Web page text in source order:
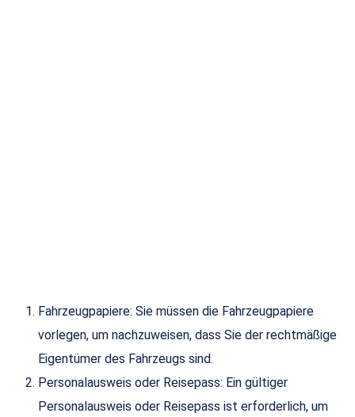
Fahrzeugpapiere: Sie müssen die Fahrzeugpapiere
vorlegen, um nachzuweisen, dass Sie der rechtmäßige
Eigentümer des Fahrzeugs sind.
Personalausweis oder Reisepass: Ein gültiger
Personalausweis oder Reisepass ist erforderlich, um